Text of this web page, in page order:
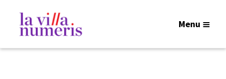
Menu